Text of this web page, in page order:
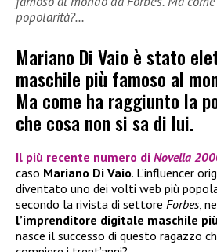
popolarità?…
Mariano Di Vaio è stato
maschile più famoso al
Ma come ha raggiunto la
che cosa non si sa di lui.
Il più recente numero di Novella
caso Mariano Di Vaio. L’influencer
diventato uno dei volti web più
secondo la rivista di settore Forbes,
l’imprenditore digitale maschile
nasce il successo di questo ragazzo